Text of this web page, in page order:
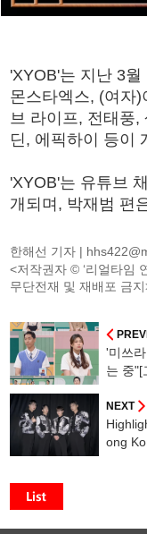
'XYOB'는 지난 3
몬스타엑스, (여자
브 라이프, 전태풍,
딘, 에픽하이 등이
'XYOB'는 유튜브
개되며, 박재범 편
한해선 기자 |
<저작권자 © ‘리얼타임
무단전재 및 재배포 금
'미쓰
는 중"[
NEXT
ong